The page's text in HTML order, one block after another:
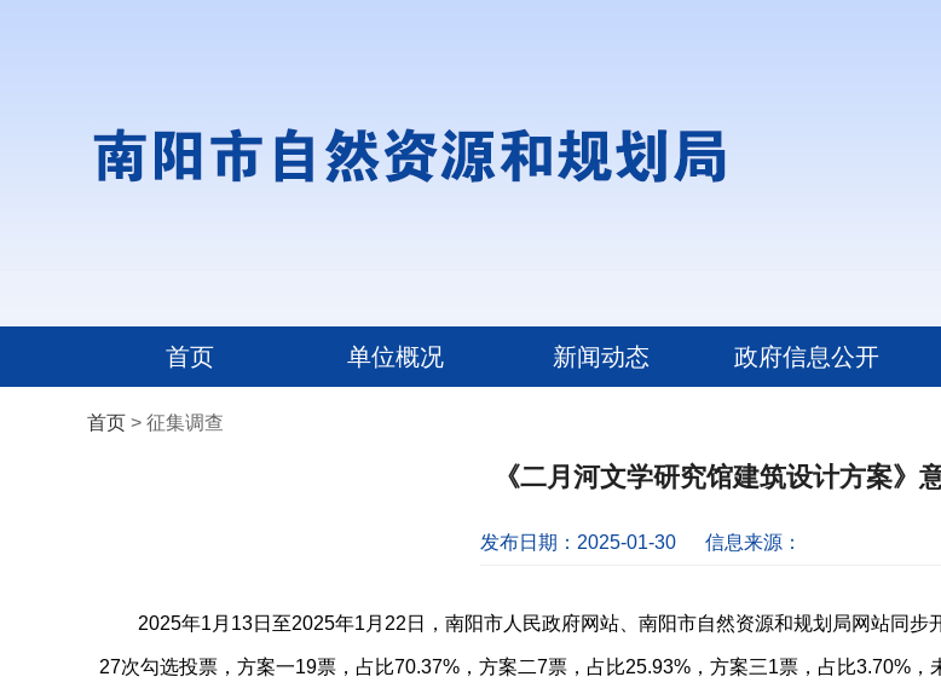
首页 单位概况 新闻动态 政府信息公开
首页 > 征集调查
《二月河文学研究馆建筑设计方案》
发布日期：2025-01-30 信息来源：
2025年1月13日至2025年1月22日，南阳市人民政府网站、南阳市自然资源和规划局网站同步
27次勾选投票，方案一19票，占比70.37%，方案二7票，占比25.93%，方案三1票，占比3.70%，